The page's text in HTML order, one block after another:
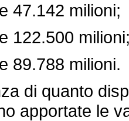
milioni;
milioni.
di quanto
apportate le